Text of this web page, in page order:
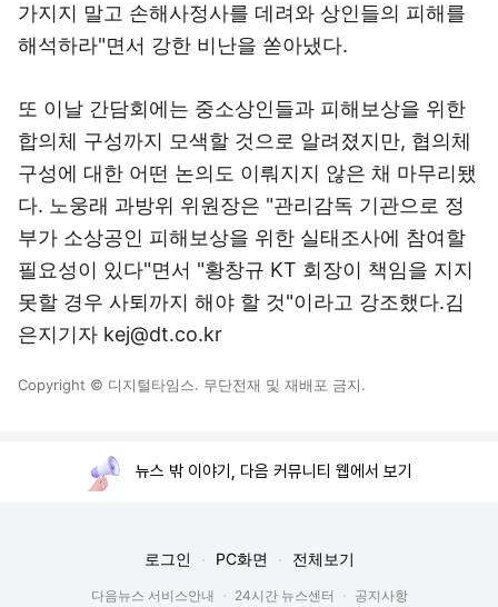
가지지 말고 손해사정사를 데려와 상인들의 피해를
해석하라"면서 강한 비난을 쏟아냈다.
또 이날 간담회에는 중소상인들과 피해보상을 위한
합의체 구성까지 모색할 것으로 알려졌지만, 협의체
구성에 대한 어떤 논의도 이뤄지지 않은 채 마무리됐
다. 노웅래 과방위 위원장은 "관리감독 기관으로 정
부가 소상공인 피해보상을 위한 실태조사에 참여할
필요성이 있다"면서 "황창규 KT 회장이 책임을 지지
못할 경우 사퇴까지 해야 할 것"이라고 강조했다.김
은지기자 kej@dt.co.kr
Copyright © 디지털타임스. 무단전재 및 재배포 금지.
뉴스 밖 이야기, 다음 커뮤니티 웹에서 보기
로그인 PC화면 전체보기
다음뉴스 서비스안내 24시간 뉴스센터 공지사항